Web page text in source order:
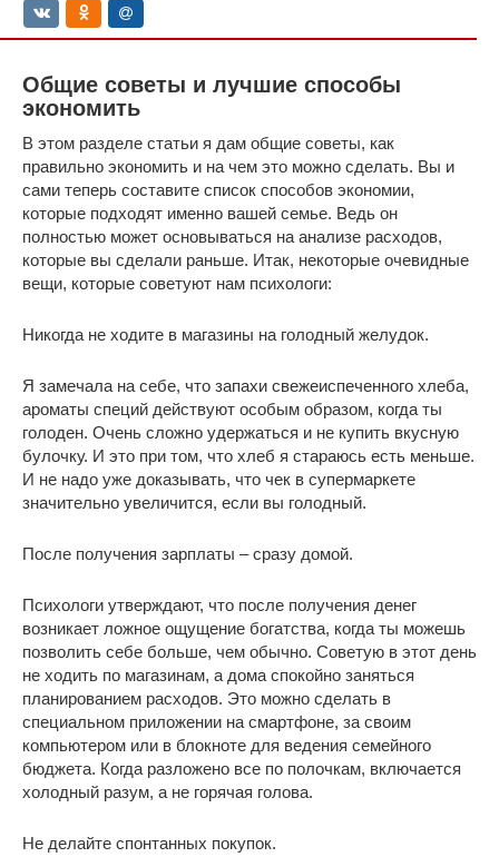
Общие советы и лучшие способы
экономить
В этом разделе статьи я дам общие советы, как
правильно экономить и на чем это можно сделать. Вы и
сами теперь составите список способов экономии,
которые подходят именно вашей семье. Ведь он
полностью может основываться на анализе расходов,
которые вы сделали раньше. Итак, некоторые очевидные
вещи, которые советуют нам психологи:
Никогда не ходите в магазины на голодный желудок.
Я замечала на себе, что запахи свежеиспеченного хлеба,
ароматы специй действуют особым образом, когда ты
голоден. Очень сложно удержаться и не купить вкусную
булочку. И это при том, что хлеб я стараюсь есть меньше.
И не надо уже доказывать, что чек в супермаркете
значительно увеличится, если вы голодный.
После получения зарплаты – сразу домой.
Психологи утверждают, что после получения денег
возникает ложное ощущение богатства, когда ты можешь
позволить себе больше, чем обычно. Советую в этот день
не ходить по магазинам, а дома спокойно заняться
планированием расходов. Это можно сделать в
специальном приложении на смартфоне, за своим
компьютером или в блокноте для ведения семейного
бюджета. Когда разложено все по полочкам, включается
холодный разум, а не горячая голова.
Не делайте спонтанных покупок.